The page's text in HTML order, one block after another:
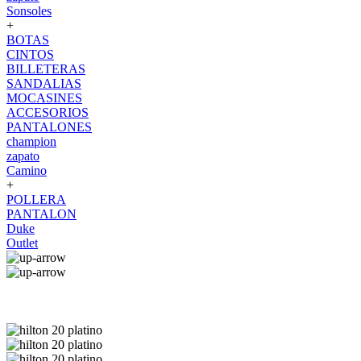
Sonsoles
+
BOTAS
CINTOS
BILLETERAS
SANDALIAS
MOCASINES
ACCESORIOS
PANTALONES
champion
zapato
Camino
+
POLLERA
PANTALON
Duke
Outlet